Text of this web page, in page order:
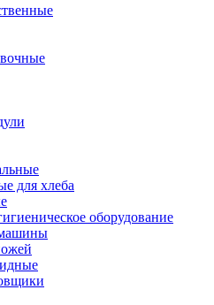
для хлеба
оборудование